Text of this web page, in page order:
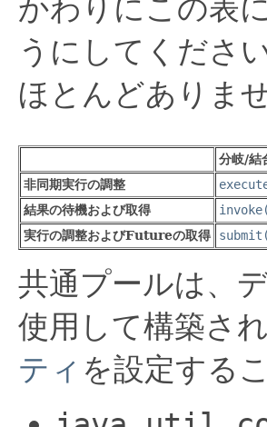
かわりにこの表
うにしてくださ
ほとんどありませ
分岐/結
非同期実行の調整
結果の待機および取得
実行の調整およびFutureの取得
共通プールは、
使用して構築さ
ティ を設定する